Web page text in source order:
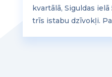
kvartālā, Siguldas
trīs istabu dzīvokļi.